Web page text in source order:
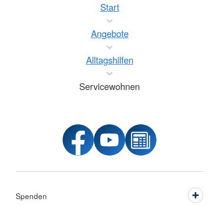
Start
Angebote
Alltagshilfen
Servicewohnen
Spenden